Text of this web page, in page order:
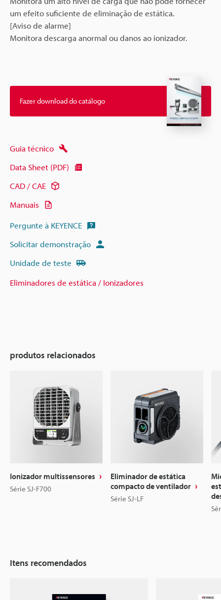
um efeito suficiente de eliminação de estática.
[Aviso de alarme]
Monitora descarga anormal ou danos ao ionizador.
Fazer download do catálogo
Guia técnico
Data Sheet (PDF)
CAD / CAE
Manuais
Pergunte à KEYENCE
Solicitar demonstração
Unidade de teste
Eliminadores de estática / Ionizadores
produtos relacionados
Ionizador multissensores
Série SJ-F700
Eliminador de estática
compacto de ventilador
Série SJ-LF
Itens recomendados